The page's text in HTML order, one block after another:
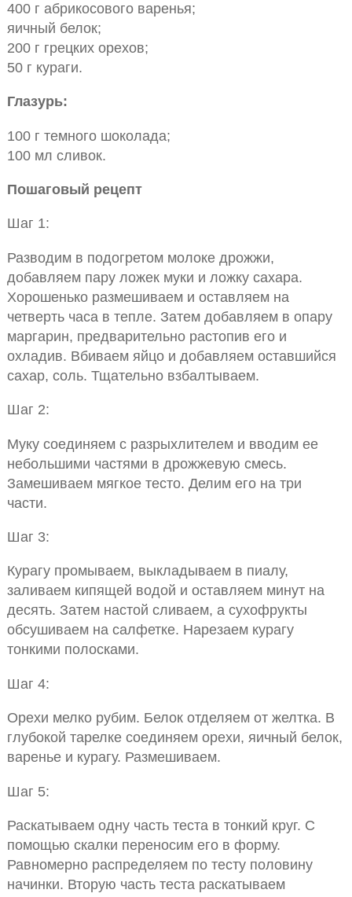
400 г абрикосового варенья;
яичный белок;
200 г грецких орехов;
50 г кураги.
Глазурь:
100 г темного шоколада;
100 мл сливок.
Пошаговый рецепт
Шаг 1:
Разводим в подогретом молоке дрожжи,
добавляем пару ложек муки и ложку сахара.
Хорошенько размешиваем и оставляем на
четверть часа в тепле. Затем добавляем в опару
маргарин, предварительно растопив его и
охладив. Вбиваем яйцо и добавляем оставшийся
сахар, соль. Тщательно взбалтываем.
Шаг 2:
Муку соединяем с разрыхлителем и вводим ее
небольшими частями в дрожжевую смесь.
Замешиваем мягкое тесто. Делим его на три
части.
Шаг 3:
Курагу промываем, выкладываем в пиалу,
заливаем кипящей водой и оставляем минут на
десять. Затем настой сливаем, а сухофрукты
обсушиваем на салфетке. Нарезаем курагу
тонкими полосками.
Шаг 4:
Орехи мелко рубим. Белок отделяем от желтка. В
глубокой тарелке соединяем орехи, яичный белок,
варенье и курагу. Размешиваем.
Шаг 5:
Раскатываем одну часть теста в тонкий круг. С
помощью скалки переносим его в форму.
Равномерно распределяем по тесту половину
начинки. Вторую часть теста раскатываем